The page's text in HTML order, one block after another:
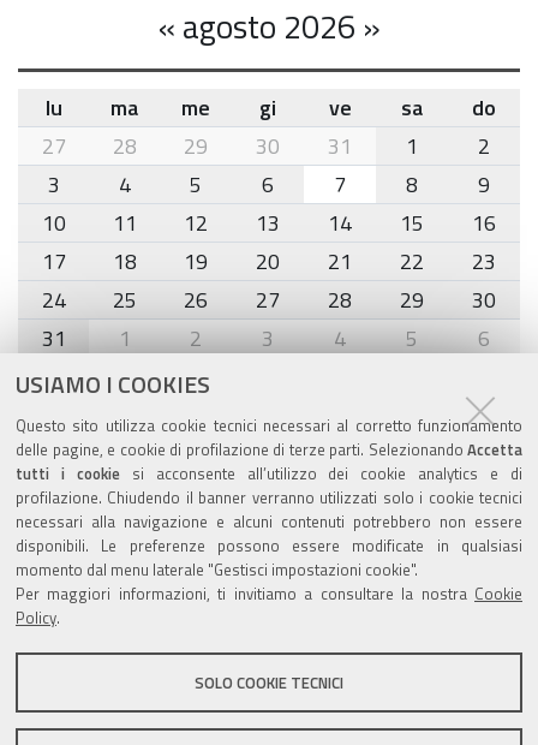
USIAMO I COOKIES
Questo sito utilizza cookie tecnici necessari al corretto funzionamento
delle pagine, e cookie di profilazione di terze parti. Selezionando Accetta
tutti i cookiesi acconsente all’utilizzo dei cookie analytics e di
profilazione. Chiudendo il banner verranno utilizzati solo i cookie tecnici
necessari alla navigazione e alcuni contenuti potrebbero non essere
disponibili. Le preferenze possono essere modificate in qualsiasi
momento dal menu laterale "Gestisci impostazioni cookie".
Per maggiori informazioni, ti invitiamo a consultare la nostra Cookie
Policy.
SOLO COOKIE TECNICI
«agosto 2026 »
month-
8
lu ma me gi ve sa
do
27
28 29 30 31 1
2
3
4 5 6 7 8
9
10
11 12 13 14 15
16
17
18 19 20 21 22
23
24
25 26 27 28 29
30
31
1 2 3 4 5 6
Agenda eventi
torna alla sezione
Valuta questo sito